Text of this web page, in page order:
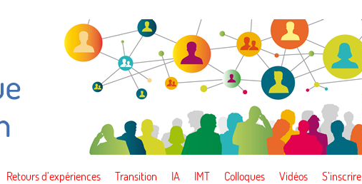
Retours d’expériences Transition IA IMT Colloques Vidéos S’inscrire